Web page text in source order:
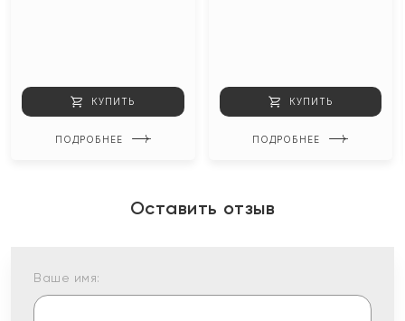
КУПИТЬ
ПОДРОБНЕЕ
КУПИТЬ
ПОДРОБНЕЕ
Оставить отзыв
Ваше имя: